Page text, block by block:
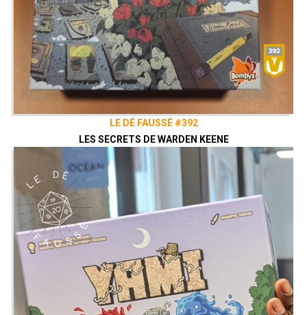
LE DÉ FAUSSÉ #392
LES SECRETS DE WARDEN KEENE